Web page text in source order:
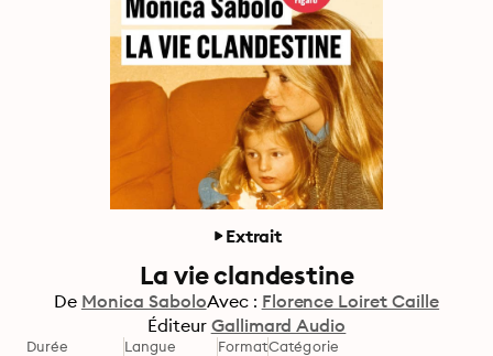
Extrait
La vie clandestine
De Monica SaboloAvec : Florence Loiret Caille
Éditeur Gallimard Audio
Durée Langue FormatCatégorie